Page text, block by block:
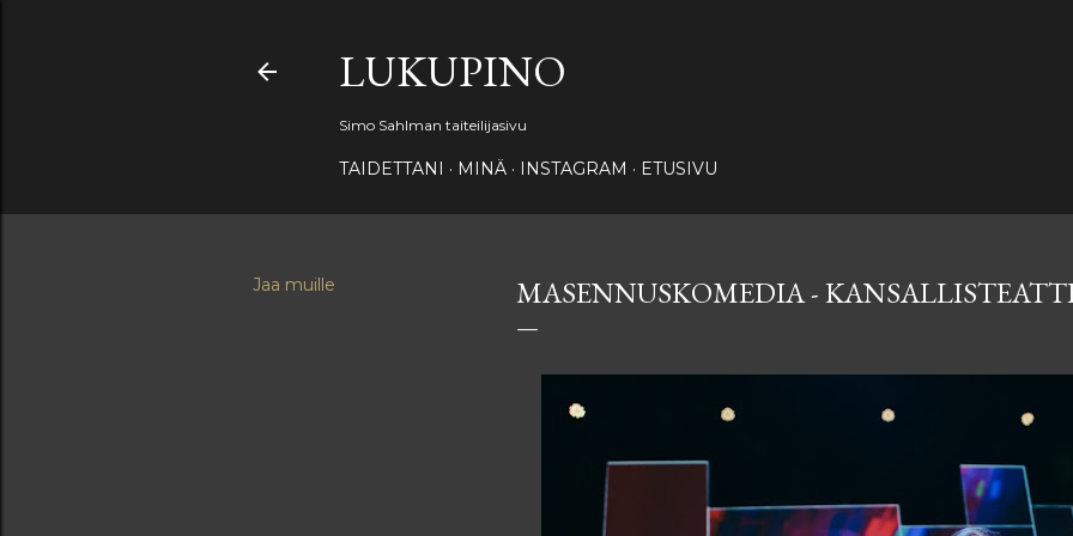
LUKUPINO
Simo Sahlman taiteilijasivu
TAIDETTANI MINÄ INSTAGRAM ETUSIVU
Jaa muille MASENNUSKOMEDIA -